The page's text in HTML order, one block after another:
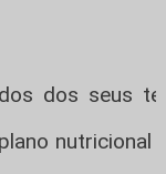
dos seus
plano nutricional